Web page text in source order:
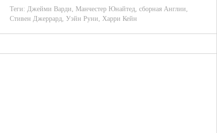
Теги: Джейми Варди, Манчестер Юнайтед, сборная Англии,
Стивен Джеррард, Уэйн Руни, Харри Кейн